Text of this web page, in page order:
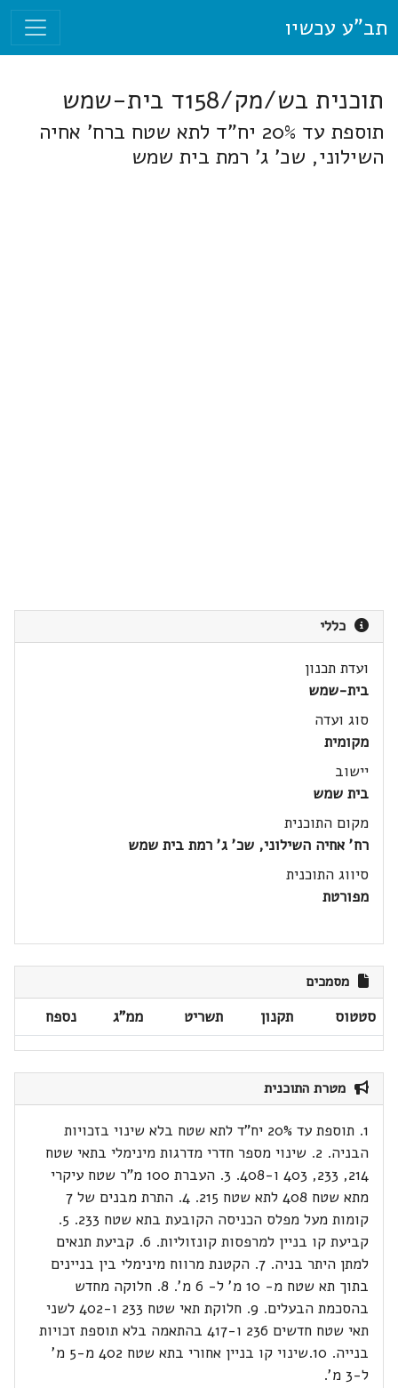
תב"ע עכשיו
תוכנית בש/מק/158ד בית-שמש
תוספת עד 20% יח"ד לתא שטח ברח' אחיה
השילוני, שכ' ג' רמת בית שמש
כללי
ועדת תכנון
בית-שמש
סוג ועדה
מקומית
יישוב
בית שמש
מקום התוכנית
רח' אחיה השילוני, שכ' ג' רמת בית שמש
סיווג התוכנית
מפורטת
מסמכים
סטטוס תקנון תשריט ממ"ג נספח
מטרת התוכנית
1. תוספת עד 20% יח"ד לתא שטח בלא שינוי בזכויות
הבניה. 2. שינוי מספר חדרי מדרגות מינימלי בתאי שטח
214, 233, 403 ו-408. 3. העברת 100 מ"ר שטח עיקרי
מתא שטח 408 לתא שטח 215. 4. התרת מבנים של 7
קומות מעל מפלס הכניסה הקובעת בתא שטח 233. 5.
קביעת קו בניין למרפסות קונזוליות. 6. קביעת תנאים
למתן היתר בניה. 7. הקטנת מרווח מינימלי בין בניינים
בתוך תא שטח מ- 10 מ' ל- 6 מ'. 8. חלוקה מחדש
בהסכמת הבעלים. 9. חלוקת תאי שטח 233 ו-402 לשני
תאי שטח חדשים 236 ו-417 בהתאמה בלא תוספת זכויות
בנייה. 10.שינוי קו בניין אחורי בתא שטח 402 מ-5 מ'
ל-3 מ'.